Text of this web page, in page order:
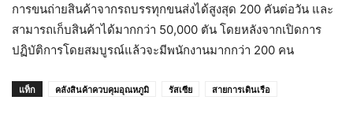
การขนถ่ายสินค้าจากรถบรรทุกขนส่งได้สูงสุด 200 คันต่อวัน และ
สามารถเก็บสินค้าได้มากกว่า 50,000 ตัน โดยหลังจากเปิดการ
ปฏิบัติการโดยสมบูรณ์แล้วจะมีพนักงานมากกว่า 200 คน
แท็ก คลังสินค้าควบคุมอุณหภูมิ รัสเซีย สายการเดินเรือ